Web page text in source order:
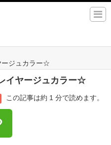
ージュカラー☆
イヤージュカラー☆
この記事は約 1 分で読めます。